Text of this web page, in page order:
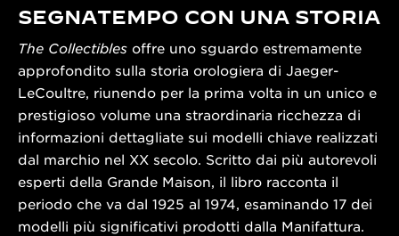
SEGNATEMPO CON UNA STORIA
The Collectibles offre uno sguardo estremamente
approfondito sulla storia orologiera di Jaeger-
LeCoultre, riunendo per la prima volta in un unico e
prestigioso volume una straordinaria ricchezza di
informazioni dettagliate sui modelli chiave realizzati
dal marchio nel XX secolo. Scritto dai più autorevoli
esperti della Grande Maison, il libro racconta il
periodo che va dal 1925 al 1974, esaminando 17 dei
modelli più significativi prodotti dalla Manifattura.